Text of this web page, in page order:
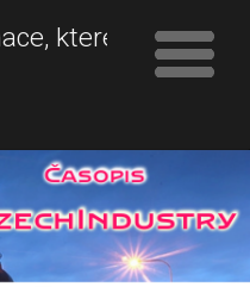
které